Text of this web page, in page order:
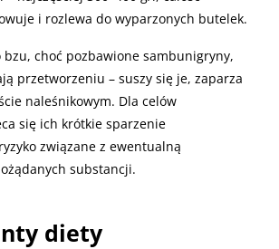
i rozlewa do wyparzonych butelek.
bzu, choć pozbawione sambunigryny,
przetworzeniu – suszy się je, zaparza
naleśnikowym. Dla celów
się ich krótkie sparzenie
związane z ewentualną
substancji.
diety